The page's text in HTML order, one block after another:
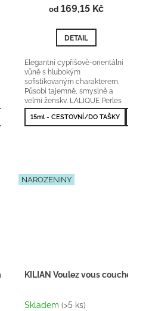
50ml - NEJPRODÁVANĚJŠÍ 100ml -
od 169,15 Kč
DETAIL
Elegantní cypřišově-orientální
vůně s hlubokým
sofistikovaným charakterem.
Působí tajemně, smyslně a
velmi žensky. LALIQUE Perles
orientační cena:1200-
1900Kč/50ml 25 %...
15ml - CESTOVNÍ/DO TAŠKY
Juicy - Inspirace F028
NAROZENINY
KILIAN Voulez vous coucher
hodnocení
Skladem (>5 ks)